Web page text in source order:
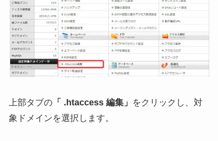
上部タブの「 .htaccess 編集」 をクリックし、対
象ドメインを選択します。